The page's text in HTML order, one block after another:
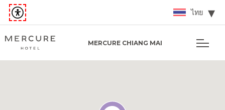
ไทย
MERCURE CHIANG MAI